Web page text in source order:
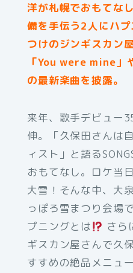
洋が札幌でおもてな
備を手伝う2人にハ
つけのジンギスカン
「You were mine」
の最新楽曲を披露。
来年、歌手デビュー
伸。「久保田さんは
ィスト」と語る
おもてなし。ロケ当
大雪！そんな中、大
っぽろ雪まつり会場
プニングとは
さら
ギスカン屋さんで久
すすめの絶品メニュ